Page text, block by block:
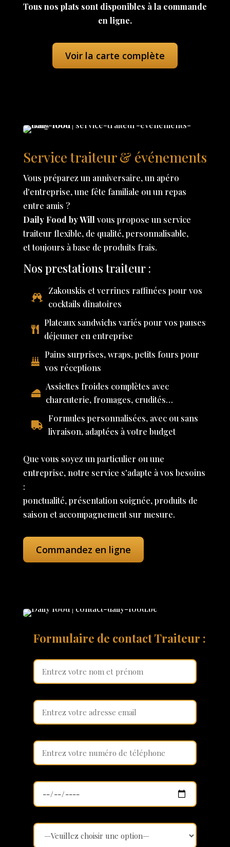
Tous nos plats sont disponibles à la commande
en ligne.
Voir la carte complète
Service traiteur & événements
Vous préparez un anniversaire, un apéro
d'entreprise, une fête familiale ou un repas
entre amis ?
Daily Food by Will vous propose un service
traiteur flexible, de qualité, personnalisable,
et toujours à base de produits frais.
Nos prestations traiteur :
Zakouskis et verrines raffinées pour vos
cocktails dînatoires
Plateaux sandwichs variés pour vos pauses
déjeuner en entreprise
Pains surprises, wraps, petits fours pour
vos réceptions
Assiettes froides complètes avec
charcuterie, fromages, crudités…
Formules personnalisées, avec ou sans
livraison, adaptées à votre budget
Que vous soyez un particulier ou une
entreprise, notre service s'adapte à vos besoins
:
ponctualité, présentation soignée, produits de
saison et accompagnement sur mesure.
Commandez en ligne
Formulaire de contact Traiteur :